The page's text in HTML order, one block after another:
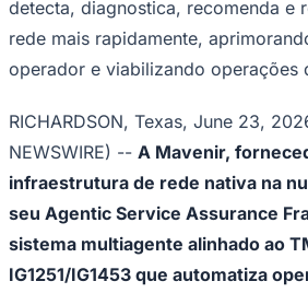
detecta, diagnostica, recomenda e
rede mais rapidamente,
operador e viabilizando operações
RICHARDSON, Texas, June 23,
NEWSWIRE) -- A Mavenir,
infraestrutura de rede nativa na
seu Agentic Service Assurance
sistema multiagente alinhado ao
IG1251/IG1453 que automatiza